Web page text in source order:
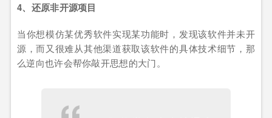
4、还原非开源项目
当你想模仿某优秀软件实现某功能时，发现该软件并未开
源，而又很难从其他渠道获取该软件的具体技术细节，那
么逆向也许会帮你敲开思想的大门。